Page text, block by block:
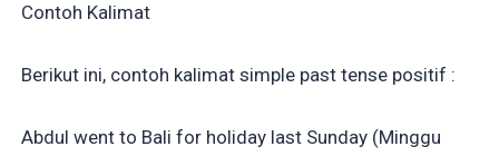
Contoh Kalimat
Berikut ini, contoh kalimat simple past tense positif :
Abdul went to Bali for holiday last Sunday (Minggu